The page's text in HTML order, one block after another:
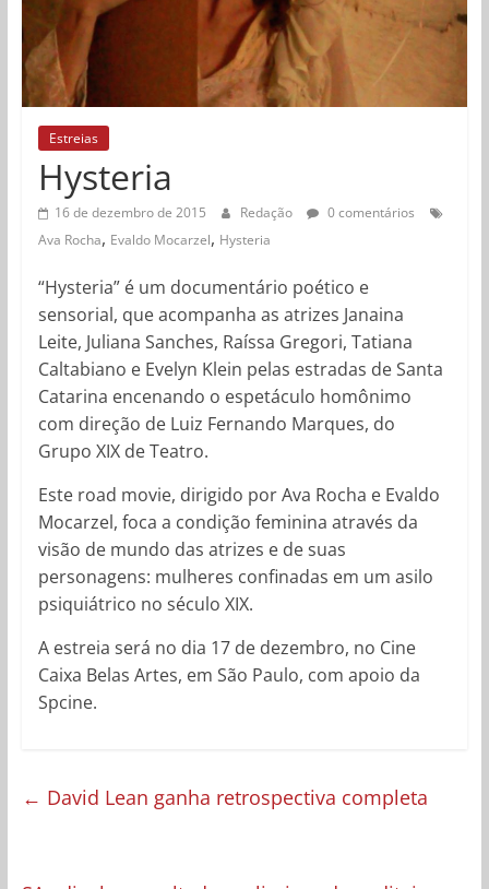
Estreias
Hysteria
16 de dezembro de 2015 Redação
0 comentários
Ava Rocha, Evaldo Mocarzel, Hysteria
“Hysteria” é um documentário poético e
sensorial, que acompanha as atrizes Janaina
Leite, Juliana Sanches, Raíssa Gregori, Tatiana
Caltabiano e Evelyn Klein pelas estradas de Santa
Catarina encenando o espetáculo homônimo
com direção de Luiz Fernando Marques, do
Grupo XIX de Teatro.
Este road movie, dirigido por Ava Rocha e Evaldo
Mocarzel, foca a condição feminina através da
visão de mundo das atrizes e de suas
personagens: mulheres confinadas em um asilo
psiquiátrico no século XIX.
A estreia será no dia 17 de dezembro, no Cine
Caixa Belas Artes, em São Paulo, com apoio da
Spcine.
← David Lean ganha retrospectiva completa